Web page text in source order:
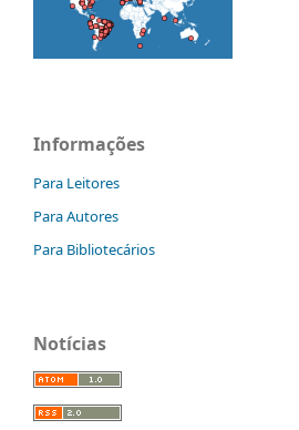
Informações
Para Leitores
Para Autores
Para Bibliotecários
Notícias